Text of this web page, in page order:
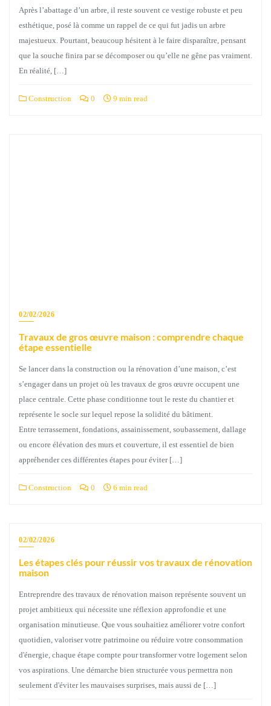
Après l’abattage d’un arbre, il reste souvent ce vestige robuste et peu
esthétique, posé là comme un rappel de ce qui fut jadis un arbre
majestueux. Pourtant, beaucoup hésitent à le faire disparaître, pensant
que la souche finira par se décomposer ou qu’elle ne gêne pas vraiment.
En réalité, […]
Construction 0 9 min read
02/02/2026
Travaux de gros œuvre maison : comprendre chaque
étape essentielle
Se lancer dans la construction ou la rénovation d’une maison, c’est
s’engager dans un projet où les travaux de gros œuvre occupent une
place centrale. Cette phase conditionne tout le reste du chantier et
représente le socle sur lequel repose la solidité du bâtiment.
Entre terrassement, fondations, assainissement, soubassement, dallage
ou encore élévation des murs et couverture, il est essentiel de bien
appréhender ces différentes étapes pour éviter […]
Construction 0 6 min read
02/02/2026
Les étapes clés pour réussir vos travaux de rénovation
maison
Entreprendre des travaux de rénovation maison représente souvent un
projet ambitieux qui nécessite une réflexion approfondie et une
organisation minutieuse. Que vous souhaitiez améliorer votre confort
quotidien, valoriser votre patrimoine ou réduire votre consommation
d'énergie, chaque étape compte pour transformer votre logement selon
vos aspirations. Une démarche bien structurée vous permettra non
seulement d'éviter les mauvaises surprises, mais aussi de […]